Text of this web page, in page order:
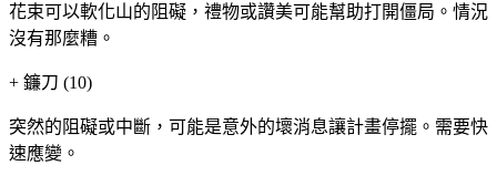
花束可以軟化山的阻礙，禮物或讚美可能幫助打開僵局。情況
沒有那麼糟。
+ 鐮刀 (10)
突然的阻礙或中斷，可能是意外的壞消息讓計畫停擺。需要快
速應變。